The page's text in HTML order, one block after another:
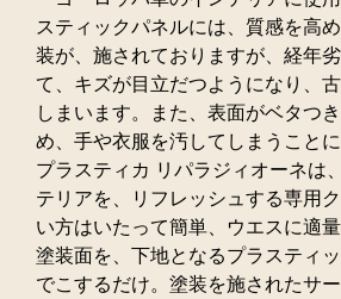
スティックパネルには、質感を高
装が、施されておりますが、経年
て、キズが目立だつようになり、
しまいます。また、表面がベタつ
め、手や衣服を汚してしまうことに
プラスティカ リパラジィオーネは
テリアを、リフレッシュする専用
い方はいたって簡単、ウエスに適
塗装面を、下地となるプラスティ
でこするだけ。塗装を施されたサ